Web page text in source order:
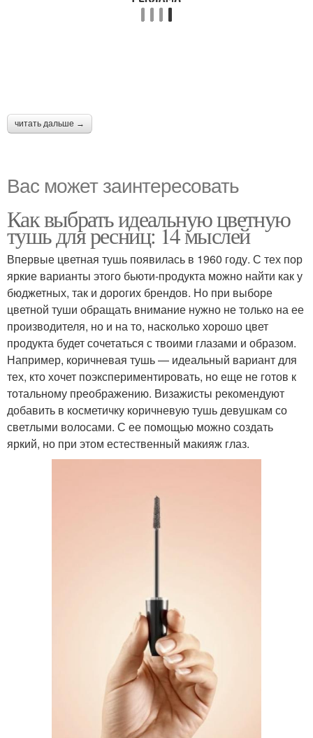
читать дальше →
Вас может заинтересовать
Как выбрать идеальную цветную
тушь для ресниц: 14 мыслей
Впервые цветная тушь появилась в 1960 году. С тех пор
яркие варианты этого бьюти-продукта можно найти как у
бюджетных, так и дорогих брендов. Но при выборе
цветной туши обращать внимание нужно не только на ее
производителя, но и на то, насколько хорошо цвет
продукта будет сочетаться с твоими глазами и образом.
Например, коричневая тушь — идеальный вариант для
тех, кто хочет поэкспериментировать, но еще не готов к
тотальному преображению. Визажисты рекомендуют
добавить в косметичку коричневую тушь девушкам со
светлыми волосами. С ее помощью можно создать
яркий, но при этом естественный макияж глаз.